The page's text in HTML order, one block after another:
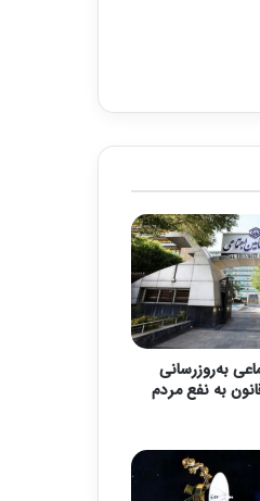
به‌روزرسانی
به نفع مردم